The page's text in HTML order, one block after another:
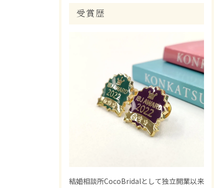
受賞歴
結婚相談所CocoBridalとして独立開業以来